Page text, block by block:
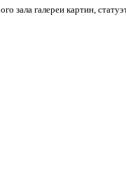
зала галереи картин,